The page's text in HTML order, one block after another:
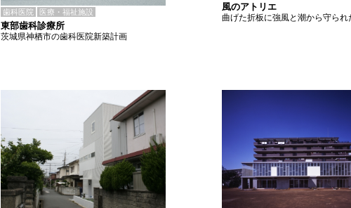
歯科医院 医療・福祉施設
東部歯科診療所
茨城県神栖市の歯科医院新築計画
風のアトリエ
曲げた折板に強風と潮から守られ